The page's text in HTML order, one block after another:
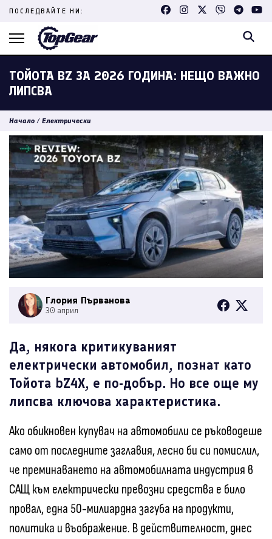
Skip
content
Enter)
ПОСЛЕДВАЙТЕ НИ:
ТОЙОТА BZ ЗА 2026 ГОДИНА: НЕЩО ВАЖНО
ЛИПСВА
Начало / Електрически
Глория Първанова
30 април
Да, някога критикуваният
електрически автомобил, познат като
Тойота bZ4X, е по-добър. Но все още му
липсва ключова характеристика.
Ако обикновен купувач на автомобили се ръководеше
само от последните заглавия, лесно би си помислил,
че преминаването на автомобилната индустрия в
САЩ към електрически превозни средства е било
провал, една 50-милиардна загуба на продукти,
политика и въображение. В действителност, днес